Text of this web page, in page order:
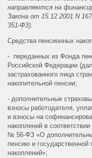
направляются на
Закона от 15.12.2001 N
351-ФЗ).
Средства пенсионных
- переданных из Фонда
Российской Федерации
застрахованного лица
накопительной пенсии;
- дополнительные
взносы работодателя,
и взносы на
накоплений в
№ 56-ФЗ «О
пенсию и
накоплений»;